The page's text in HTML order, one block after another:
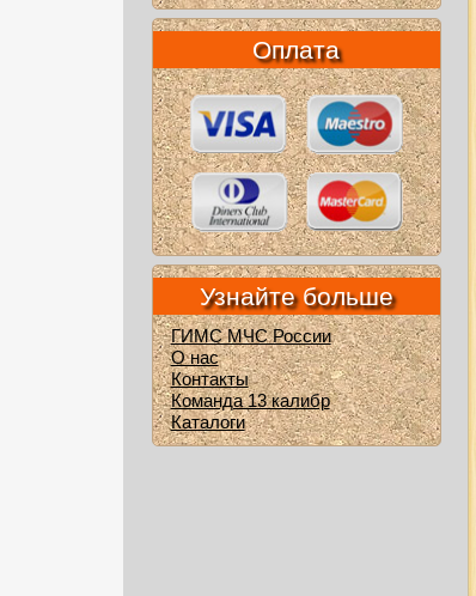
Оплата
Узнайте больше
ГИМС МЧС России
О нас
Контакты
Команда 13 калибр
Каталоги